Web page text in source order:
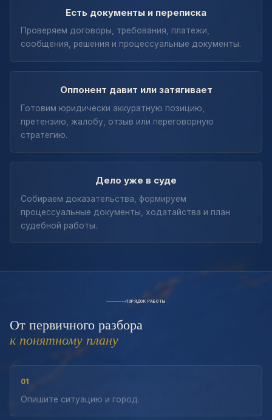
Есть документы и переписка
Проверяем договоры, требования, платежи,
сообщения, решения и процессуальные документы.
Оппонент давит или затягивает
Готовим юридически аккуратную позицию,
претензию, жалобу, отзыв или переговорную
стратегию.
Дело уже в суде
Собираем доказательства, формируем
процессуальные документы, ходатайства и план
судебной работы.
ПОРЯДОК РАБОТЫ
От первичного разбора
к понятному плану
01
Опишите ситуацию и город.